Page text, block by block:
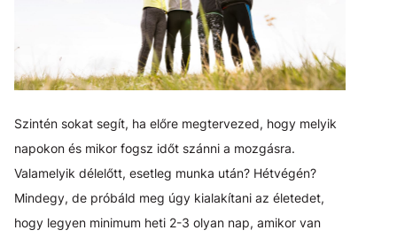
Szintén sokat segít, ha előre megtervezed, hogy melyik
napokon és mikor fogsz időt szánni a mozgásra.
Valamelyik délelőtt, esetleg munka után? Hétvégén?
Mindegy, de próbáld meg úgy kialakítani az életedet,
hogy legyen minimum heti 2-3 olyan nap, amikor van